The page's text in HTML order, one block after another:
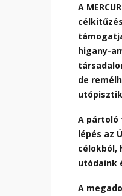
A
higany-
de
A pártoló
lépés az
célokból,
utódaink
A